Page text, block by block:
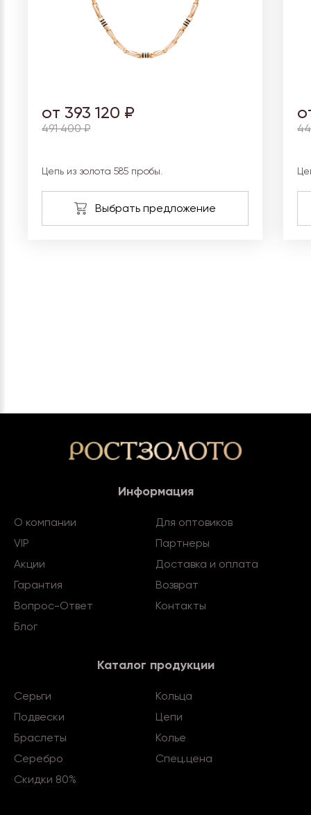
от 393 120 ₽
491 400 ₽
Цепь из золота 585 пробы.
Информация
О компании
Для оптовиков
VIP
Партнеры
Акции
Доставка и оплата
Гарантия
Возврат
Вопрос-Ответ
Контакты
Блог
Каталог продукции
Серьги
Кольца
Подвески
Цепи
Браслеты
Колье
Серебро
Спец.цена
Скидки 80%